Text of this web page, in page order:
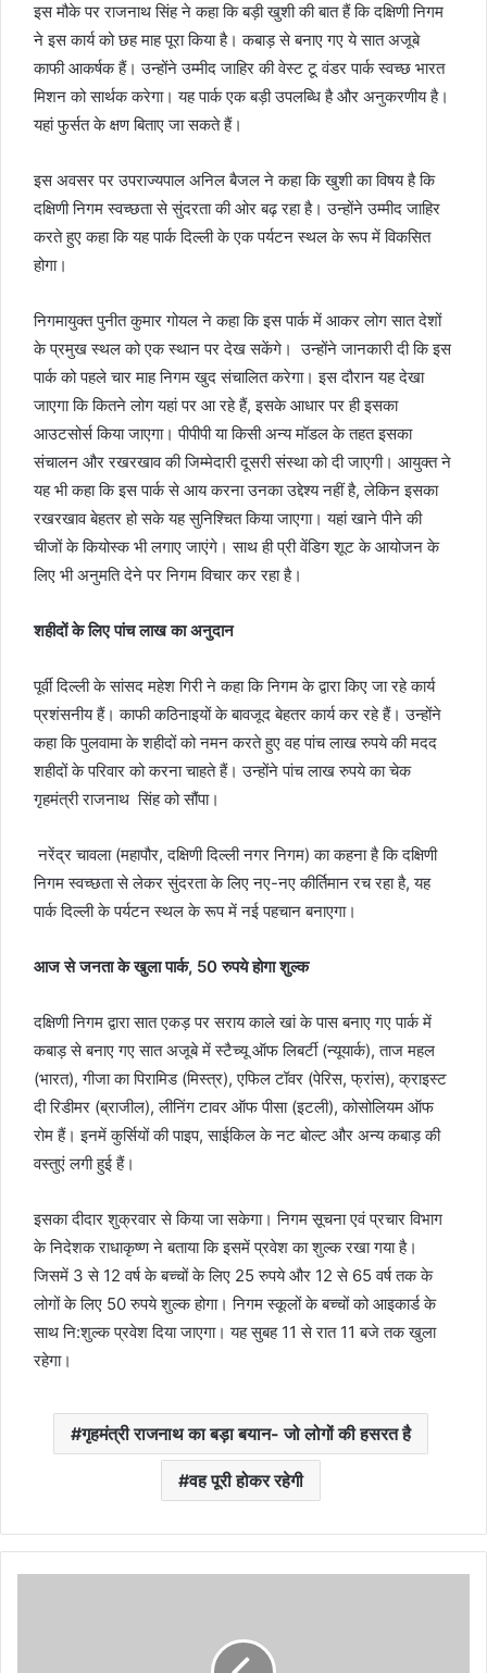
इस मौके पर राजनाथ सिंह ने कहा कि बड़ी खुशी की बात हैं कि दक्षिणी निगम
ने इस कार्य को छह माह पूरा किया है। कबाड़ से बनाए गए ये सात अजूबे
काफी आकर्षक हैं। उन्होंने उम्मीद जाहिर की वेस्ट टू वंडर पार्क स्वच्छ भारत
मिशन को सार्थक करेगा। यह पार्क एक बड़ी उपलब्धि है और अनुकरणीय है।
यहां फुर्सत के क्षण बिताए जा सकते हैं।
इस अवसर पर उपराज्यपाल अनिल बैजल ने कहा कि खुशी का विषय है कि
दक्षिणी निगम स्वच्छता से सुंदरता की ओर बढ़ रहा है। उन्होंने उम्मीद जाहिर
करते हुए कहा कि यह पार्क दिल्ली के एक पर्यटन स्थल के रूप में विकसित
होगा।
निगमायुक्त पुनीत कुमार गोयल ने कहा कि इस पार्क में आकर लोग सात देशों
के प्रमुख स्थल को एक स्थान पर देख सकेंगे। उन्होंने जानकारी दी कि इस
पार्क को पहले चार माह निगम खुद संचालित करेगा। इस दौरान यह देखा
जाएगा कि कितने लोग यहां पर आ रहे हैं, इसके आधार पर ही इसका
आउटसोर्स किया जाएगा। पीपीपी या किसी अन्य मॉडल के तहत इसका
संचालन और रखरखाव की जिम्मेदारी दूसरी संस्था को दी जाएगी। आयुक्त ने
यह भी कहा कि इस पार्क से आय करना उनका उद्देश्य नहीं है, लेकिन इसका
रखरखाव बेहतर हो सके यह सुनिश्चित किया जाएगा। यहां खाने पीने की
चीजों के कियोस्क भी लगाए जाएंगे। साथ ही प्री वेंडिग शूट के आयोजन के
लिए भी अनुमति देने पर निगम विचार कर रहा है।
शहीदों के लिए पांच लाख का अनुदान
पूर्वी दिल्ली के सांसद महेश गिरी ने कहा कि निगम के द्वारा किए जा रहे कार्य
प्रशंसनीय हैं। काफी कठिनाइयों के बावजूद बेहतर कार्य कर रहे हैं। उन्होंने
कहा कि पुलवामा के शहीदों को नमन करते हुए वह पांच लाख रुपये की मदद
शहीदों के परिवार को करना चाहते हैं। उन्होंने पांच लाख रुपये का चेक
गृहमंत्री राजनाथ सिंह को सौंपा।
नरेंद्र चावला (महापौर, दक्षिणी दिल्ली नगर निगम) का कहना है कि दक्षिणी
निगम स्वच्छता से लेकर सुंदरता के लिए नए-नए कीर्तिमान रच रहा है, यह
पार्क दिल्ली के पर्यटन स्थल के रूप में नई पहचान बनाएगा।
आज से जनता के खुला पार्क, 50 रुपये होगा शुल्क
दक्षिणी निगम द्वारा सात एकड़ पर सराय काले खां के पास बनाए गए पार्क में
कबाड़ से बनाए गए सात अजूबे में स्टैच्यू ऑफ लिबर्टी (न्यूयार्क), ताज महल
(भारत), गीजा का पिरामिड (मिस्त्र), एफिल टॉवर (पेरिस, फ्रांस), क्राइस्ट
दी रिडीमर (ब्राजील), लीनिंग टावर ऑफ पीसा (इटली), कोसोलियम ऑफ
रोम हैं। इनमें कुर्सियों की पाइप, साईकिल के नट बोल्ट और अन्य कबाड़ की
वस्तुएं लगी हुई हैं।
इसका दीदार शुक्रवार से किया जा सकेगा। निगम सूचना एवं प्रचार विभाग
के निदेशक राधाकृष्ण ने बताया कि इसमें प्रवेश का शुल्क रखा गया है।
जिसमें 3 से 12 वर्ष के बच्चों के लिए 25 रुपये और 12 से 65 वर्ष तक के
लोगों के लिए 50 रुपये शुल्क होगा। निगम स्कूलों के बच्चों को आइकार्ड के
साथ नि:शुल्क प्रवेश दिया जाएगा। यह सुबह 11 से रात 11 बजे तक खुला
रहेगा।
गृहमंत्री राजनाथ का बड़ा बयान- जो लोगों की हसरत है
वह पूरी होकर रहेगी